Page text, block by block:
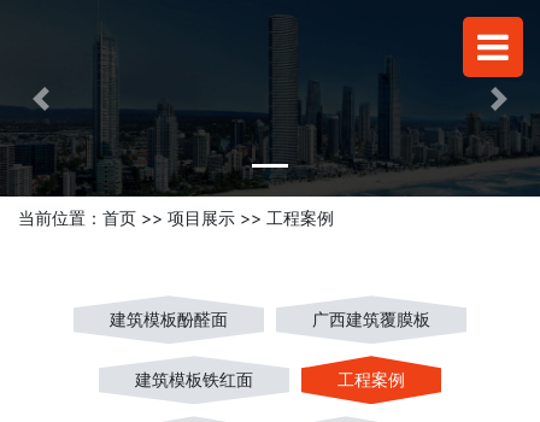
Previous Next
当前位置： 首页 >> 项目展示 >> 工程案例
建筑模板酚醛面 广西建筑覆膜板
建筑模板铁红面 工程案例